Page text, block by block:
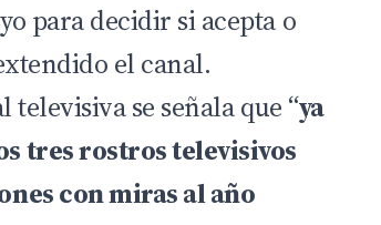
para decidir si acepta o
el canal.
televisiva se señala que “ya
tres rostros televisivos
con miras al año